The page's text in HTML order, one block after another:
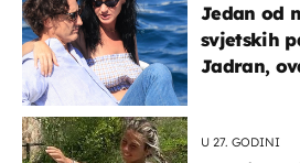
Jedan od
svjetskih
Jadran,
U 27. GODINI